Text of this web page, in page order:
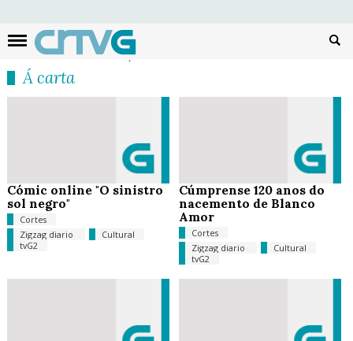
Á carta
Cómic online "O sinistro
sol negro"
Cortes
Zigzag diario
Cultural
tvG2
Cúmprense 120 anos do
nacemento de Blanco
Amor
Cortes
Zigzag diario
Cultural
tvG2